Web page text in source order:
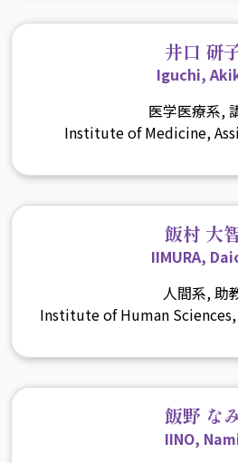
井口 研
Iguchi,
医学医療系,
Institute of Medicine,
飯村 大
IIMURA,
人間系, 助
Institute of Human
飯野 な
IINO,